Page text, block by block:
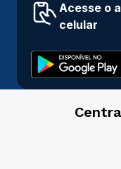
Acesse o
celular